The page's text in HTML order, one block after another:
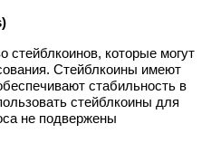
стейблкоинов, которые могут
Стейблкоины имеют
стабильность в
стейблкоины для
не подвержены